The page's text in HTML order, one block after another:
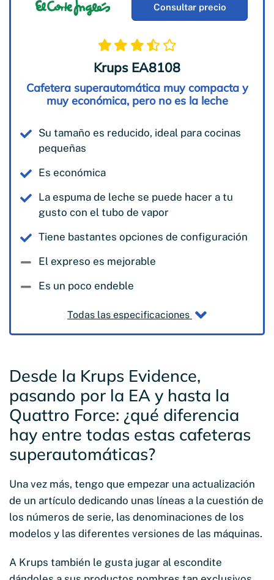
Krups EA8108
Cafetera superautomática muy compacta y
muy económica, pero no es la leche
Su tamaño es reducido, ideal para cocinas
pequeñas
Es económica
La espuma de leche se puede hacer a tu
gusto con el tubo de vapor
Tiene bastantes opciones de configuración
El expreso es mejorable
Es un poco endeble
Consultar precio
Todas las especificaciones
Desde la Krups Evidence,
pasando por la EA y hasta la
Quattro Force: ¿qué diferencia
hay entre todas estas cafeteras
superautomáticas?
Una vez más, tengo que empezar una actualización
de un artículo dedicando unas líneas a la cuestión de
los números de serie, las denominaciones de los
modelos y las diferentes versiones de las máquinas.
A Krups también le gusta jugar al escondite